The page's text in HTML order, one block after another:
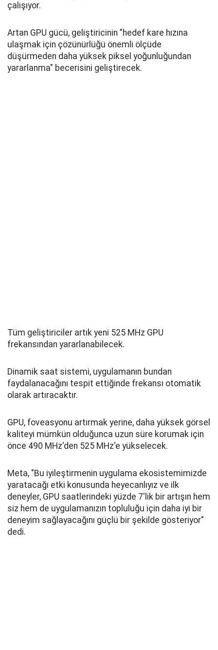
çalışıyor.
Artan GPU gücü, geliştiricinin "hedef kare hızına
ulaşmak için çözünürlüğü önemli ölçüde
düşürmeden daha yüksek piksel yoğunluğundan
yararlanma" becerisini geliştirecek.
Tüm geliştiriciler artık yeni 525 MHz GPU
frekansından yararlanabilecek.
Dinamik saat sistemi, uygulamanın bundan
faydalanacağını tespit ettiğinde frekansı otomatik
olarak artıracaktır.
GPU, foveasyonu artırmak yerine, daha yüksek görsel
kaliteyi mümkün olduğunca uzun süre korumak için
önce 490 MHz'den 525 MHz'e yükselecek.
Meta, "Bu iyileştirmenin uygulama ekosistemimizde
yaratacağı etki konusunda heyecanlıyız ve ilk
deneyler, GPU saatlerindeki yüzde 7'lik bir artışın hem
siz hem de uygulamanızın topluluğu için daha iyi bir
deneyim sağlayacağını güçlü bir şekilde gösteriyor"
dedi.